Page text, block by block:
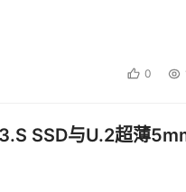
0
SSD与U.2超薄